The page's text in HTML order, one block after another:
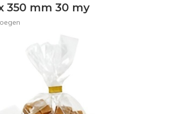
350 mm 30 my